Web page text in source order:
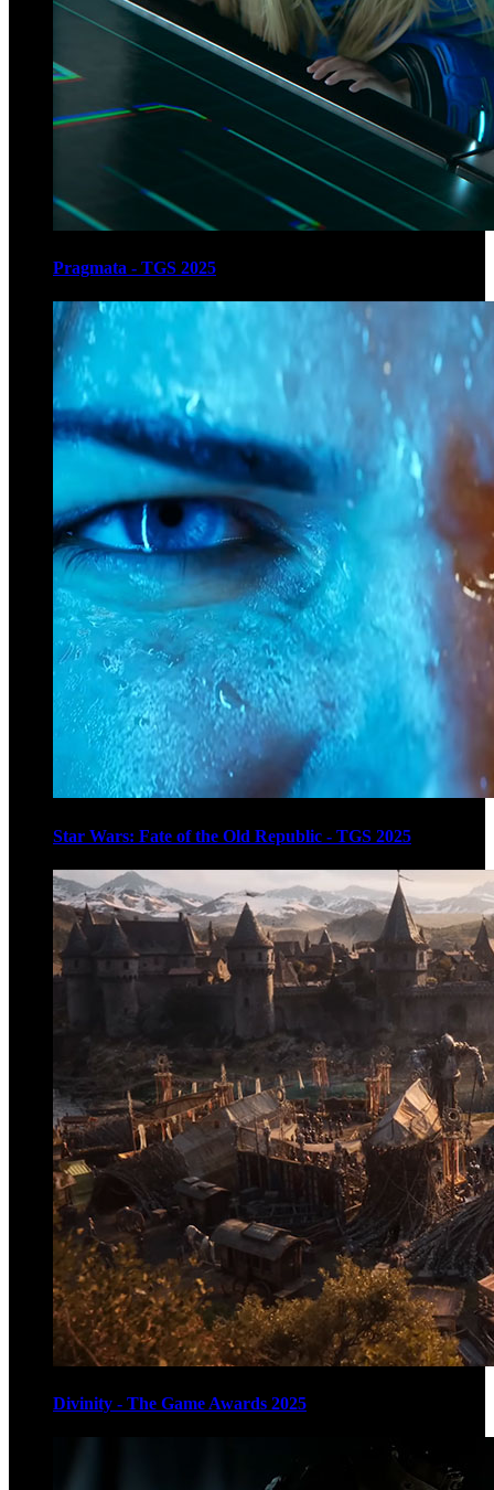
Pragmata - TGS 2025
Star Wars: Fate of the Old Republic - TGS 2025
Divinity - The Game Awards 2025